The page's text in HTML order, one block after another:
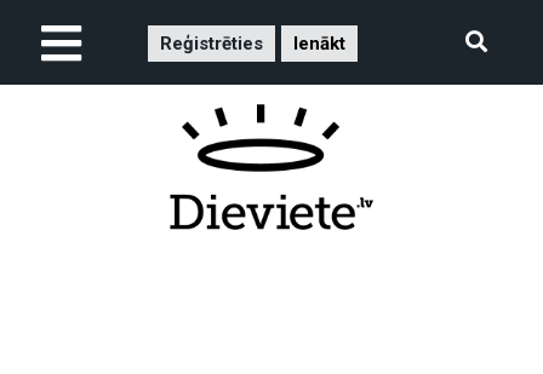
Reģistrēties Ienākt